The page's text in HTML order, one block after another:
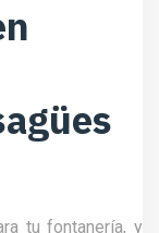
tu fontanería, y